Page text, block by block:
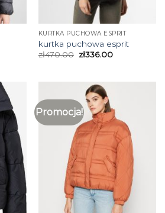
KURTKA PUCHOWA ESPRIT
kurtka puchowa esprit
zł470.00 zł336.00
Promocja!